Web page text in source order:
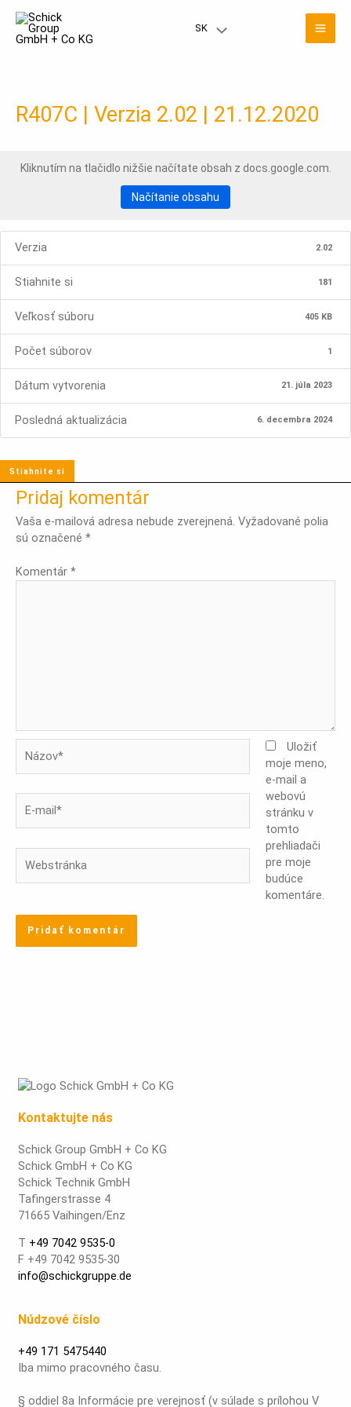
obsah
SK Prepínač
R407C | Verzia 2.02 | 21.12.2020
Kliknutím na tlačidlo nižšie načítate obsah z docs.google.com.
Načítanie obsahu
Verzia 2.02
Stiahnite si 181
Veľkosť súboru 405 KB
Počet súborov 1
Dátum vytvorenia 21. júla 2023
Posledná aktualizácia 6. decembra 2024
Stiahnite si
Pridaj komentár
Vaša e-mailová adresa nebude zverejnená. Vyžadované polia
sú označené *
Komentár *
mail*
Uložiť
moje meno,
e-mail a
webovú
stránku v
tomto
prehliadači
pre moje
budúce
komentáre.
Kontaktujte nás
Schick Group GmbH + Co KG
Schick GmbH + Co KG
Schick Technik GmbH
Tafingerstrasse 4
71665 Vaihingen/Enz
T +49 7042 9535-0
F +49 7042 9535-30
info@schickgruppe.de
Núdzové číslo
+49 171 5475440
Iba mimo pracovného času.
§ oddiel 8a Informácie pre verejnosť (v súlade s prílohou V